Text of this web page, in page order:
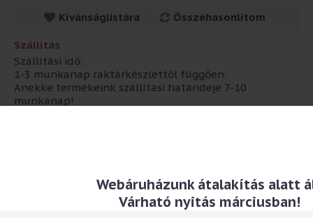
Webáruházunk átalakítás alatt
Várható nyitás márciusban!
Kívánságlistára Összehasonlítom
Szállítás
Szállítási idő:
1-3 munkanap raktárkészlettől függően.
Anekke termékeink szállítási határideje 7-10
munkanap!
Anyaga: gumi és textil